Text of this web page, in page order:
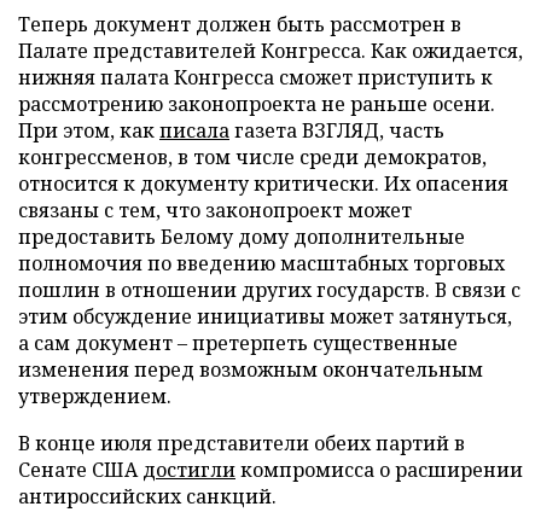
Теперь документ должен быть рассмотрен в
Палате представителей Конгресса. Как ожидается,
нижняя палата Конгресса сможет приступить к
рассмотрению законопроекта не раньше осени.
При этом, какписалагазета ВЗГЛЯД, часть
конгрессменов, в том числе среди демократов,
относится к документу критически. Их опасения
связаны с тем, что законопроект может
предоставить Белому дому дополнительные
полномочия по введению масштабных торговых
пошлин в отношении других государств. В связи с
этим обсуждение инициативы может затянуться,
а сам документ – претерпеть существенные
изменения перед возможным окончательным
утверждением.
В конце июля представители обеих партий в
Сенате СШАдостигликомпромисса о расширении
антироссийских санкций.